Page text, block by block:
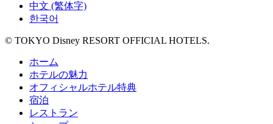
中文 (繁体字)
한국어
© TOKYO Disney RESORT OFFICIAL HOTELS.
ホーム
ホテルの魅力
オフィシャルホテル特典
宿泊
レストラン